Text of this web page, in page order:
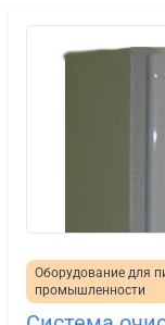
Оборудование для
промышленности